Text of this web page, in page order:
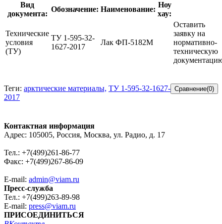
Вид
документа:
Обозначение: Наименование:
Ноу
хау:
Технические
условия
(ТУ)
ТУ 1-595-32-
1627-2017
Лак ФП-5182М
Оставить
заявку на
нормативно-
техническую
Теги: арктические материалы, ТУ 1-595-32-1627-
2017
Контактная информация
Адрес: 105005, Россия, Москва, ул. Радио, д. 17
Тел.: +7(499)261-86-77
Факс: +7(499)267-86-09
E-mail: admin@viam.ru
Пресс-служба
Тел.: +7(499)263-89-98
E-mail: press@viam.ru
ПРИСОЕДИНИТЬСЯ